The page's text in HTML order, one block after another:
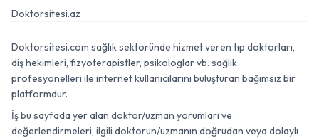
Doktorsitesi.az
Doktorsitesi.com sağlık sektöründe hizmet veren tıp doktorları,
diş hekimleri, fizyoterapistler, psikologlar vb. sağlık
profesyonelleri ile internet kullanıcılarını buluşturan bağımsız bir
platformdur.
İş bu sayfada yer alan doktor/uzman yorumları ve
değerlendirmeleri, ilgili doktorun/uzmanın doğrudan veya dolaylı